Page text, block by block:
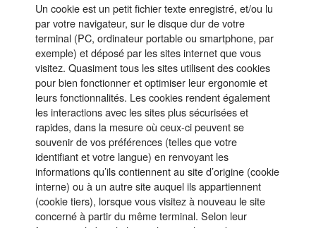
Un cookie est un petit fichier texte enregistré, et/ou lu
par votre navigateur, sur le disque dur de votre
terminal (PC, ordinateur portable ou smartphone, par
exemple) et déposé par les sites internet que vous
visitez. Quasiment tous les sites utilisent des cookies
pour bien fonctionner et optimiser leur ergonomie et
leurs fonctionnalités. Les cookies rendent également
les interactions avec les sites plus sécurisées et
rapides, dans la mesure où ceux-ci peuvent se
souvenir de vos préférences (telles que votre
identifiant et votre langue) en renvoyant les
informations qu’ils contiennent au site d’origine (cookie
interne) ou à un autre site auquel ils appartiennent
(cookie tiers), lorsque vous visitez à nouveau le site
concerné à partir du même terminal. Selon leur